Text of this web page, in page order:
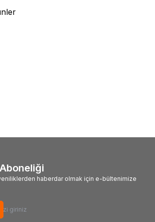
Mebaru Kamış Solid Uç
haberdar olmak için e-bültenimize